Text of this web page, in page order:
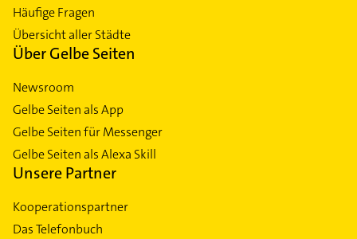
Häufige Fragen
Übersicht aller Städte
Über Gelbe Seiten
Newsroom
Gelbe Seiten als App
Gelbe Seiten für Messenger
Gelbe Seiten als Alexa Skill
Unsere Partner
Kooperationspartner
Das Telefonbuch